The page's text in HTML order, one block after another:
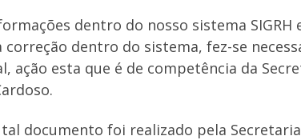
dentro do nosso sistema SIGRH
dentro do sistema, fez-se
ação esta que é de competência da
documento foi realizado pela